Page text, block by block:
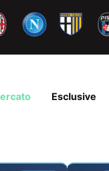
Esclusive